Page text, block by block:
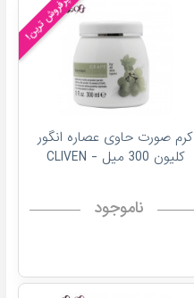
پرفروش ترین!
کرم صورت حاوی عصاره انگور
کلیون 300 میل - CLIVEN
ناموجود